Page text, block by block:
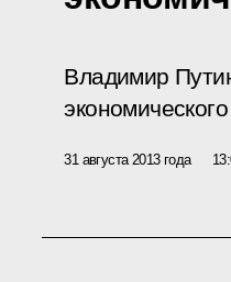
Владимир
31 августа 2013 года